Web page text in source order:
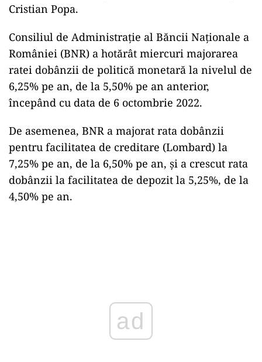
Cristian Popa.
Consiliul de Administraţie al Băncii Naţionale a
României (BNR) a hotărât miercuri majorarea
ratei dobânzii de politică monetară la nivelul de
6,25% pe an, de la 5,50% pe an anterior,
începând cu data de 6 octombrie 2022.
De asemenea, BNR a majorat rata dobânzii
pentru facilitatea de creditare (Lombard) la
7,25% pe an, de la 6,50% pe an, şi a crescut rata
dobânzii la facilitatea de depozit la 5,25%, de la
4,50% pe an.
ad